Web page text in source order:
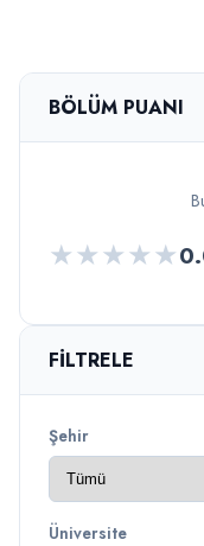
BÖLÜM PUANI
★★★★★
FILTRELE
Şehir
Üniversite